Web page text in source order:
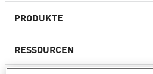
PRODUKTE
Next-Generation-Firewalls
RESSOURCEN